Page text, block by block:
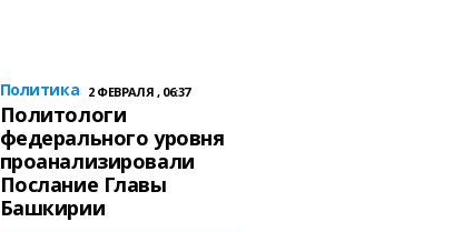
Политика 2 ФЕВРАЛЯ , 06:37
Политологи
федерального уровня
проанализировали
Послание Главы
Башкирии